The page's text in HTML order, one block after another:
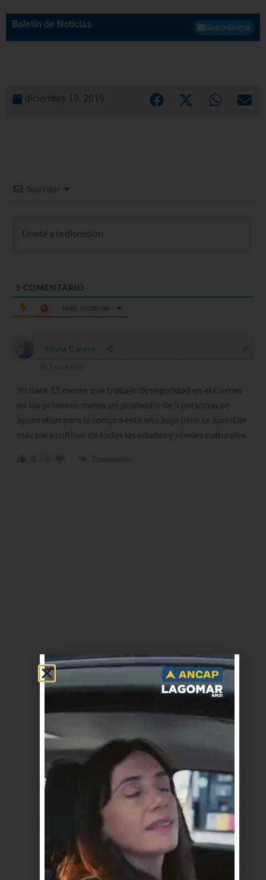
Boletín de Noticias Suscribirme
diciembre 19, 2019
Suscribir
1 COMENTARIO
Más reciente
Silvia Calero
Yo hace 15 meses que trabajo de seguridad en el Correo
en los primeros meses un promedio de 5 personas se
apuntaban para la compra este año bajo pero se apuntan
más para cultivar de todas las edades y niveles culturales